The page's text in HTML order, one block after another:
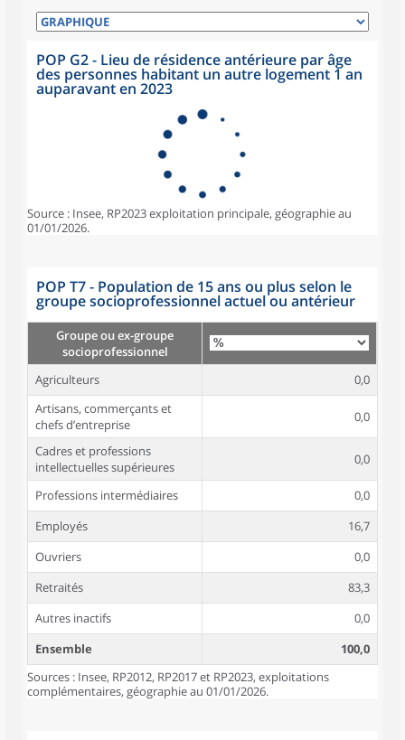
POP G2 - Lieu de résidence antérieure par âge
des personnes habitant un autre logement 1 an
auparavant en 2023
Source : Insee, RP2023 exploitation principale, géographie au
01/01/2026.
POP T7 - Population de 15 ans ou plus selon le
groupe socioprofessionnel actuel ou antérieur
Groupe ou ex-groupe
socioprofessionnel
Agriculteurs
0,0
Artisans, commerçants et
chefs d’entreprise
0,0
Cadres et professions
intellectuelles supérieures
0,0
Professions intermédiaires
0,0
Employés
16,7
Ouvriers
0,0
Retraités
83,3
Autres inactifs
0,0
Ensemble
100,0
Sources : Insee, RP2012, RP2017 et RP2023, exploitations
complémentaires, géographie au 01/01/2026.